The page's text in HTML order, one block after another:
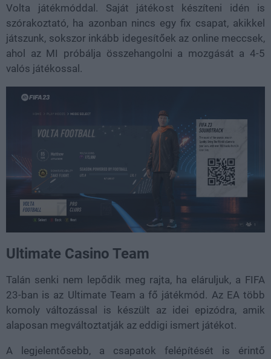
Volta játékmóddal. Saját játékost készíteni idén is
szórakoztató, ha azonban nincs egy fix csapat, akikkel
játszunk, sokszor inkább idegesítőek az online meccsek,
ahol az MI próbálja összehangolni a mozgását a 4-5
valós játékossal.
Ultimate Casino Team
Talán senki nem lepődik meg rajta, ha eláruljuk, a FIFA
23-ban is az Ultimate Team a fő játékmód. Az EA több
komoly változással is készült az idei epizódra, amik
alaposan megváltoztatják az eddigi ismert játékot.
A legjelentősebb, a csapatok felépítését is érintő